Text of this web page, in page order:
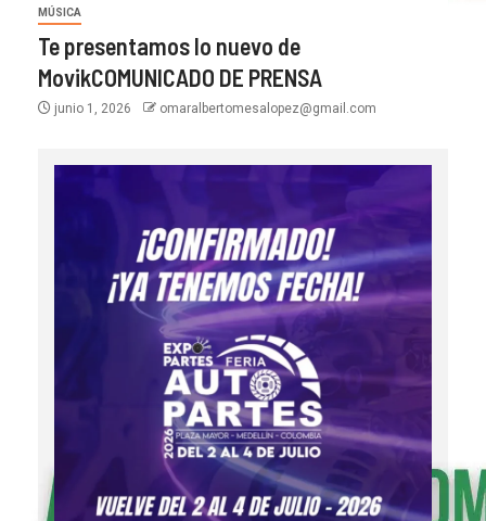
MÚSICA
Te presentamos lo nuevo de
MovikCOMUNICADO DE PRENSA
junio 1, 2026 omaralbertomesalopez@gmail.com